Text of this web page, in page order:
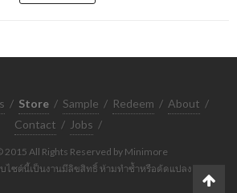
/ Store / Sample / Redeem / About /
Contact / Jobs /
2015 All Rights Reserved by Minimore
บไซต์นี้เป็นงานมีลิขสิทธิ์ ห้ามทำซ้ำหรือดัดแปลง